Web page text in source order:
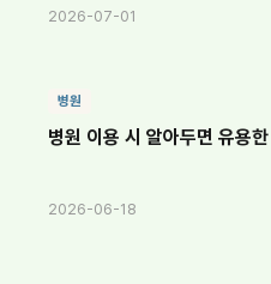
2026-07-01
병원
병원 이용 시 알아두면 유용
2026-06-18